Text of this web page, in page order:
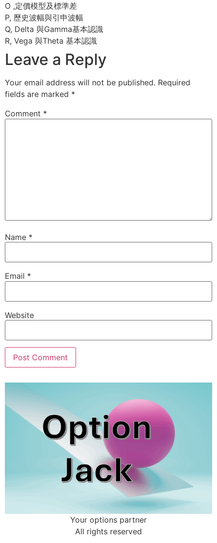
O ,定價模型及標準差
P, 歷史波幅與引申波幅
Q, Delta 與Gamma基本認識
R, Vega 與Theta 基本認識
Leave a Reply
Your email address will not be published. Required
fields are marked *
Comment *
Name *
Email *
Website
Your options partner
All rights reserved